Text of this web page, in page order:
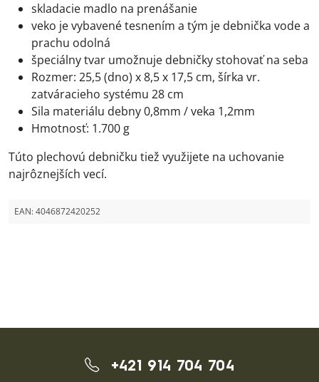
skladacie madlo na prenášanie
veko je vybavené tesnením a tým je debnička vode a
prachu odolná
špeciálny tvar umožnuje debničky stohovať na seba
Rozmer: 25,5 (dno) x 8,5 x 17,5 cm, šírka vr.
zatváracieho systému 28 cm
Sila materiálu debny 0,8mm / veka 1,2mm
Hmotnosť: 1.700 g
Túto plechovú debničku tiež využijete na uchovanie
najrôznejších vecí.
EAN:4046872420252
+421 914 704 704